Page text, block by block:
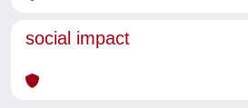
social impact